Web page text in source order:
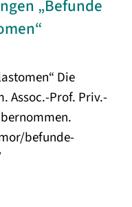
„Befunde
Die
Assoc.-Prof. Priv.-
befunde-